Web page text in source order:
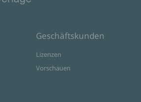
Geschäftskunden
Lizenzen
Vorschauen